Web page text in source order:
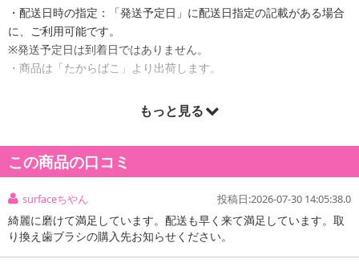
・配送日時の指定：「発送予定日」に配送日指定の記載がある場合
に、ご利用可能です。
※発送予定日は到着日ではありません。
・商品は「たからばこ」より出荷します。
もっと見る
この商品の口コミ
surfaceちやん 投稿日:2026-07-30 14:05:38.0
綺麗に磨けて満足しています。配送も早く来て満足しています。取
り換え歯ブラシの購入先お知らせください。